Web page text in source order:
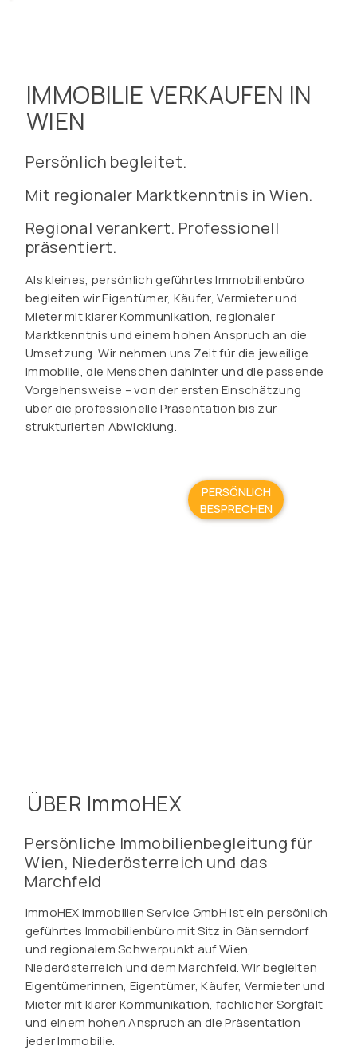
IMMOBILIE VERKAUFEN IN
WIEN
Persönlich begleitet.
Mit regionaler Marktkenntnis in Wien.
Regional verankert. Professionell
präsentiert.
Als kleines, persönlich geführtes Immobilienbüro
begleiten wir Eigentümer, Käufer, Vermieter und
Mieter mit klarer Kommunikation, regionaler
Marktkenntnis und einem hohen Anspruch an die
Umsetzung. Wir nehmen uns Zeit für die jeweilige
Immobilie, die Menschen dahinter und die passende
Vorgehensweise – von der ersten Einschätzung
über die professionelle Präsentation bis zur
strukturierten Abwicklung.
PERSÖNLICH
BESPRECHEN
ÜBER ImmoHEX
Persönliche Immobilienbegleitung für
Wien, Niederösterreich und das
Marchfeld
ImmoHEX Immobilien Service GmbH ist ein persönlich
geführtes Immobilienbüro mit Sitz in Gänserndorf
und regionalem Schwerpunkt auf Wien,
Niederösterreich und dem Marchfeld. Wir begleiten
Eigentümerinnen, Eigentümer, Käufer, Vermieter und
Mieter mit klarer Kommunikation, fachlicher Sorgfalt
und einem hohen Anspruch an die Präsentation
jeder Immobilie.